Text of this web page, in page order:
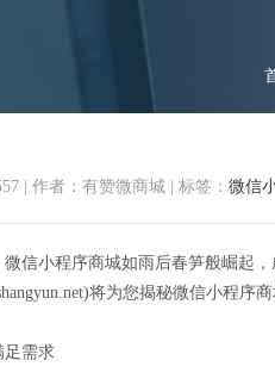
尖上的商潮：
作者：有赞微商城 标签： 微信
信小程序商城如雨后春笋般崛起
将为您揭秘微信小程序商
足需求